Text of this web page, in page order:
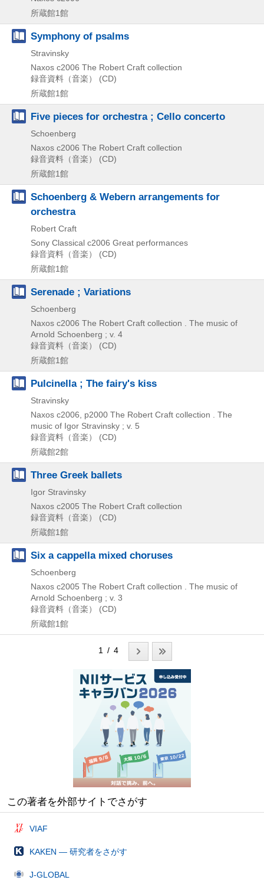
所蔵館1館
Symphony of psalms
Stravinsky
Naxos c2006 The Robert Craft collection
録音資料（音楽） (CD)
所蔵館1館
Five pieces for orchestra ; Cello concerto
Schoenberg
Naxos c2006 The Robert Craft collection
録音資料（音楽） (CD)
所蔵館1館
Schoenberg & Webern arrangements for
orchestra
Robert Craft
Sony Classical c2006 Great performances
録音資料（音楽） (CD)
所蔵館1館
Serenade ; Variations
Schoenberg
Naxos c2006 The Robert Craft collection . The music of
Arnold Schoenberg ; v. 4
録音資料（音楽） (CD)
所蔵館1館
Pulcinella ; The fairy's kiss
Stravinsky
Naxos c2006, p2000 The Robert Craft collection . The
music of Igor Stravinsky ; v. 5
録音資料（音楽） (CD)
所蔵館2館
Three Greek ballets
Igor Stravinsky
Naxos c2005 The Robert Craft collection
録音資料（音楽） (CD)
所蔵館1館
Six a cappella mixed choruses
Schoenberg
Naxos c2005 The Robert Craft collection . The music of
Arnold Schoenberg ; v. 3
録音資料（音楽） (CD)
所蔵館1館
1 / 4
この著者を外部サイトでさがす
VIAF
KAKEN — 研究者をさがす
J-GLOBAL